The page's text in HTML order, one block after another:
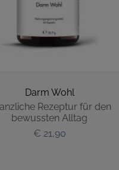
Darm Wohl
Rezeptur für den
bewussten Alltag
€ 21,90